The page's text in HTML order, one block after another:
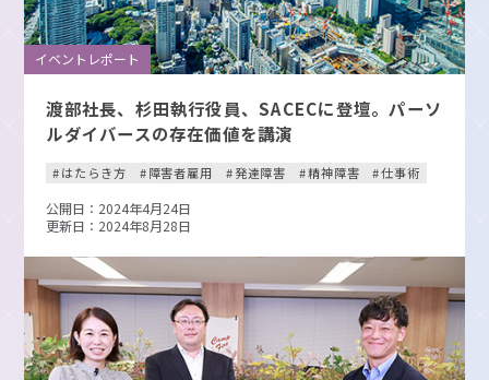
イベントレポート
渡部社長、杉田執行役員、SACECに登壇。パーソ
ルダイバースの存在価値を講演
はたらき方 障害者雇用 発達障害 精神障害 仕事術
公開日：2024年4月24日
更新日：2024年8月28日